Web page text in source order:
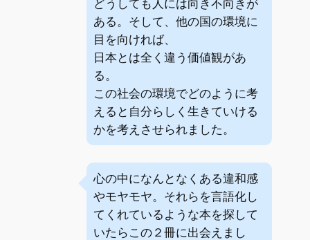
どうしても人には向き不向きが
ある。そして、他の国の環境に
目を向ければ、
日本とは全く違う価値観があ
る。
この社会の環境でどのように考
えると自分らしく生きていける
かを考えさせられました。
心の中になんとなくある違和感
やモヤモヤ。それらを言語化し
てくれているような本を探して
いたらこの２冊に出会えまし